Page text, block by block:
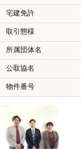
宅建免許
取引態様
所属団体名
公取協名
物件番号